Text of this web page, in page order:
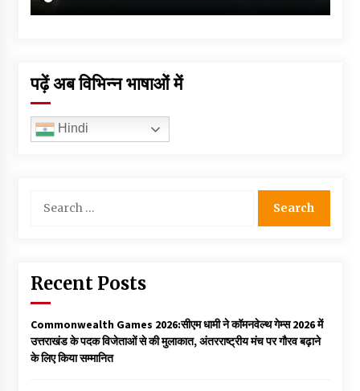
पढ़ें अब विभिन्न भाषाओं में
Hindi
for:
Recent Posts
Commonwealth Games 2026:सीएम धामी ने कॉमनवेल्थ गेम्स 2026 में
उत्तराखंड के पदक विजेताओं से की मुलाकात, अंतरराष्ट्रीय मंच पर गौरव बढ़ाने
के लिए किया सम्मानित